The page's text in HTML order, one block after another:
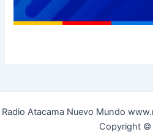
Radio Atacama Nuevo Mundo
Copyright ©